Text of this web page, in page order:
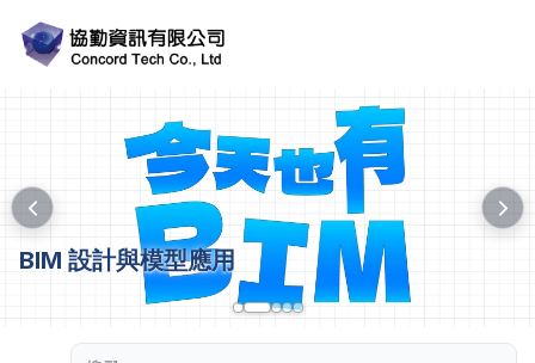
BIM 設計與模型應用